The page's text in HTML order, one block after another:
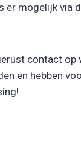
er mogelijk via
contact op
en hebben